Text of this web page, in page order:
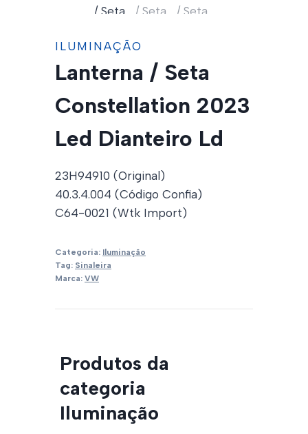
ILUMINAÇÃO
Lanterna / Seta
Constellation 2023
Led Dianteiro Ld
23H94910 (Original)
40.3.4.004 (Código Confia)
C64-0021 (Wtk Import)
Categoria: Iluminação
Tag: Sinaleira
Marca: VW
Produtos da
categoria
Iluminação